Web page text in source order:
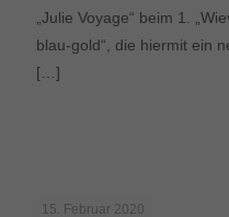
„Julie Voyage“ beim 1.
blau-gold“, die hiermit ein
[…]
15. Februar 2020